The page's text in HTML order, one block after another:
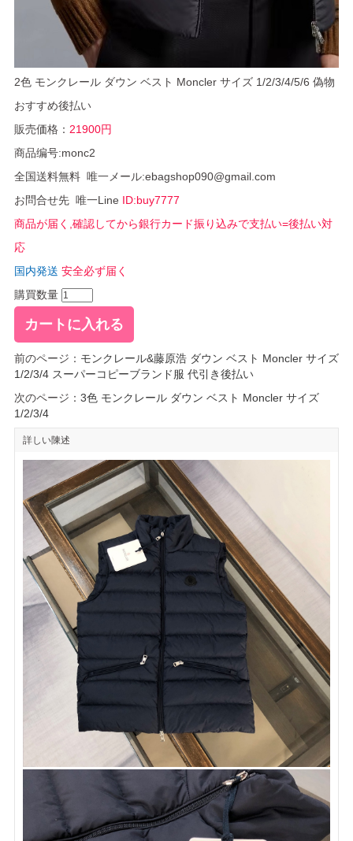
2色 モンクレール ダウン ベスト Moncler サイズ 1/2/3/4/5/6 偽物
おすすめ後払い
販売価格： 21900円
商品编号:monc2
全国送料無料 唯一メール:ebagshop090@gmail.com
お問合せ先 唯一Line ID:buy7777
商品が届く,確認してから銀行カード振り込みで支払い=後払い対
応
国内発送 安全必ず届く
購買数量
前のページ： モンクレール&藤原浩 ダウン ベスト Moncler サイズ
1/2/3/4 スーパーコピーブランド服 代引き後払い
次のページ： 3色 モンクレール ダウン ベスト Moncler サイズ
1/2/3/4
詳しい陳述